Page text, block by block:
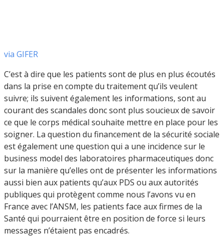
via GIFER
C’est à dire que les patients sont de plus en plus écoutés
dans la prise en compte du traitement qu’ils veulent
suivre; ils suivent également les informations, sont au
courant des scandales donc sont plus soucieux de savoir
ce que le corps médical souhaite mettre en place pour les
soigner. La question du financement de la sécurité sociale
est également une question qui a une incidence sur le
business model des laboratoires pharmaceutiques donc
sur la manière qu’elles ont de présenter les informations
aussi bien aux patients qu’aux PDS ou aux autorités
publiques qui protègent comme nous l’avons vu en
France avec l’ANSM, les patients face aux firmes de la
Santé qui pourraient être en position de force si leurs
messages n’étaient pas encadrés.